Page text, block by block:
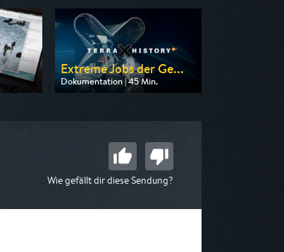
Extreme Jobs der Ge...
Dokumentation | 45 Min.
Ausgestrahlt von ZDF
Wie gefällt dir diese Sendung?